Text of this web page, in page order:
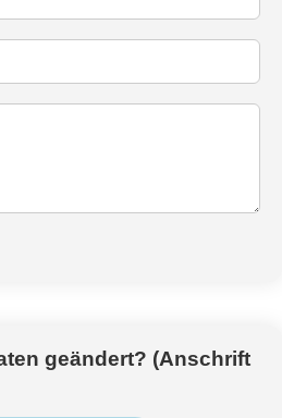
geändert? (Anschrift